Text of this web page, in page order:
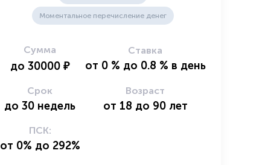
Моментальное перечисление денег
Сумма
до 30000 ₽
Ставка
от 0 % до 0.8 % в день
Срок
до 30 недель
Возраст
от 18 до 90 лет
ПСК:
от 0% до 292%